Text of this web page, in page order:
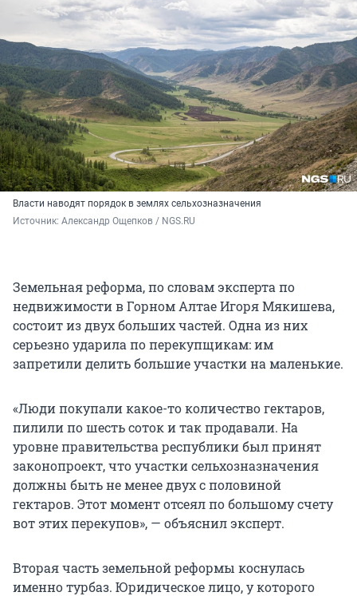
Власти наводят порядок в землях сельхозназначения
Источник: Александр Ощепков / NGS.RU
Земельная реформа, по словам эксперта по
недвижимости в Горном Алтае Игоря Мякишева,
состоит из двух больших частей. Одна из них
серьезно ударила по перекупщикам: им
запретили делить большие участки на маленькие.
«Люди покупали какое-то количество гектаров,
пилили по шесть соток и так продавали. На
уровне правительства республики был принят
законопроект, что участки сельхозназначения
должны быть не менее двух с половиной
гектаров. Этот момент отсеял по большому счету
вот этих перекупов», — объяснил эксперт.
Вторая часть земельной реформы коснулась
именно турбаз. Юридическое лицо, у которого